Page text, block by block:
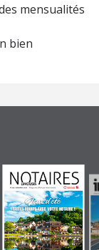
mensualités
bien